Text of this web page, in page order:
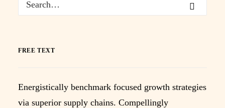
FREE TEXT
Energistically benchmark focused growth strategies
via superior supply chains. Compellingly